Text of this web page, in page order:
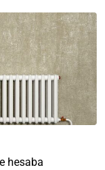
hesaba